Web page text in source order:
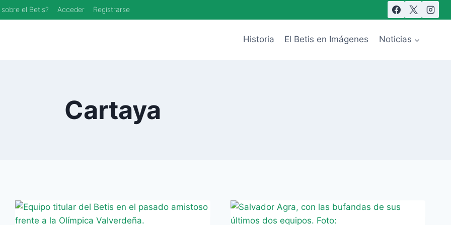
el Betis? Acceder Registrarse
Historia El Betis en Imágenes Noticias
Cartaya